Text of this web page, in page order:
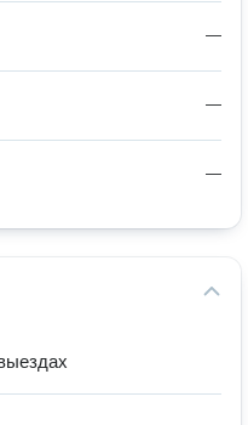
—
—
—